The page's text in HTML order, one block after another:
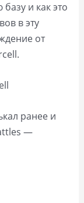
и как это
в эту
от
ранее и
—